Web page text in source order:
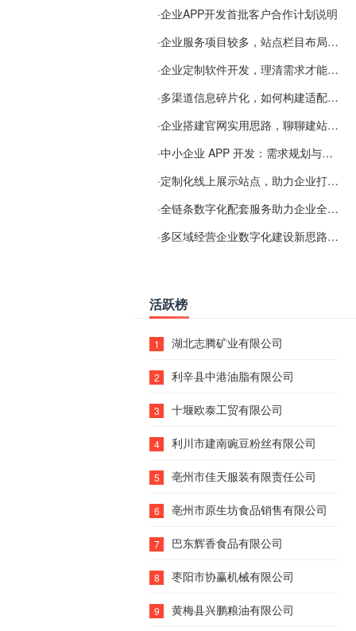
·企业APP开发首批客户合作计划说明
·企业服务项目较多，站点栏目布局规划参考思路
·企业定制软件开发，理清需求才能提升数字化落地效率
·多渠道信息碎片化，如何构建适配 AI 检索的品牌信息源
·企业搭建官网实用思路，聊聊建站容易忽视的问题
·中小企业 APP 开发：需求规划与项目落地避坑经验分享
·定制化线上展示站点，助力企业打通线上经营渠道
·全链条数字化配套服务助力企业全域线上经营
·多区域经营企业数字化建设新思路：多端载体与地域检索一体化落地思路分享
活跃榜
1 湖北志腾矿业有限公司
2 利辛县中港油脂有限公司
3 十堰欧泰工贸有限公司
4 利川市建南豌豆粉丝有限公司
5 亳州市佳天服装有限责任公司
6 亳州市原生坊食品销售有限公司
7 巴东辉香食品有限公司
8 枣阳市协赢机械有限公司
9 黄梅县兴鹏粮油有限公司